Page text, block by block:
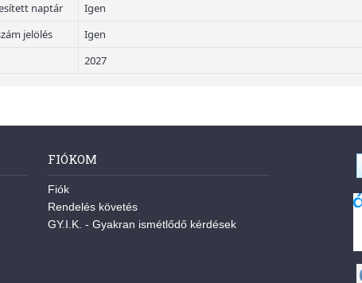
naptár
Igen
jelölés
Igen
2027
FIÓKOM
Fiók
Rendelés követés
GY.I.K. - Gyakran ismétlődő kérdések